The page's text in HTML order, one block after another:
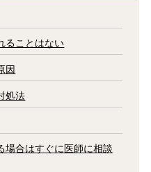
ることはない
因
処法
場合はすぐに医師に相談